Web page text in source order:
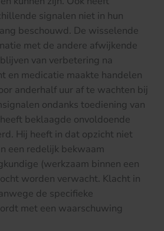
signalen niet in hun
beschouwd. De wisselende
met de andere afwijkende
van verbetering na
en medicatie maakte handelen
anderhalf uur af te wachten bij
ondanks toediening van
beklaagde onvoldoende
Hij heeft in dat opzicht niet
een redelijk bekwaam
(werkzaam binnen een
worden verwacht. Klacht in
de specifieke
met een waarschuwing